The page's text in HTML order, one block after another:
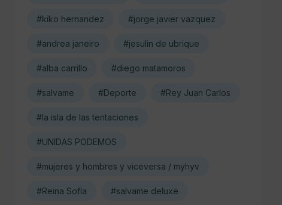
#kiko hernandez #jorge javier vazquez
#andrea janeiro #jesulin de ubrique
#alba carrillo #diego matamoros
#salvame #Deporte #Rey Juan Carlos
#la isla de las tentaciones
#UNIDAS PODEMOS
#mujeres y hombres y viceversa / myhyv
#Reina Sofía #salvame deluxe